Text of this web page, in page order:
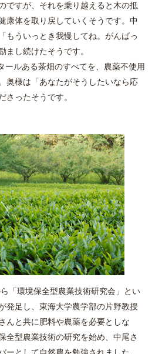
ですが、それを乗り越えると木の抵
康体を取り戻していくそうです。中
もういっとき我慢してね。がんばっ
まし続けたそうです。
ールある茶畑のすべてを、農薬不使用
奥様は「あなたがそうしたいなら応
さったそうです。
「環境保全型農業技術研究会」とい
発足し、東海大学農学部の片野教授
んと共に肥料や農薬を必要としな
全型農業技術の研究を始め、中尾さ